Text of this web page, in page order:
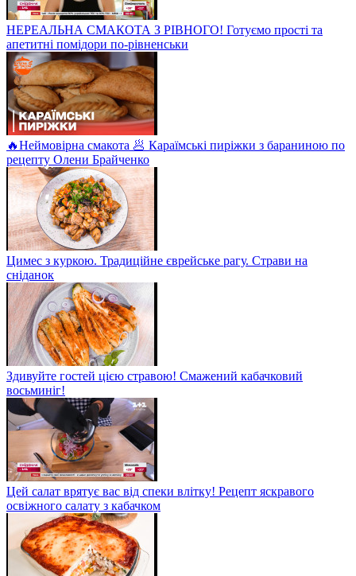
НЕРЕАЛЬНА СМАКОТА З РІВНОГО! Готуємо прості та
апетитні помідори по-рівненськи
🔥Неймовірна смакота 🥟 Караїмські пиріжки з бараниною по
рецепту Олени Брайченко
Цимес з куркою. Традиційне єврейське рагу. Страви на
сніданок
Здивуйте гостей цією стравою! Смажений кабачковий
восьминіг!
Цей салат врятує вас від спеки влітку! Рецепт яскравого
освіжного салату з кабачком